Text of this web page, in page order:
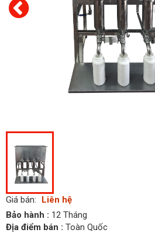
Giá bán:
Liên hệ
Bảo hành : 12 Tháng
Địa điểm bán : Toàn Quốc